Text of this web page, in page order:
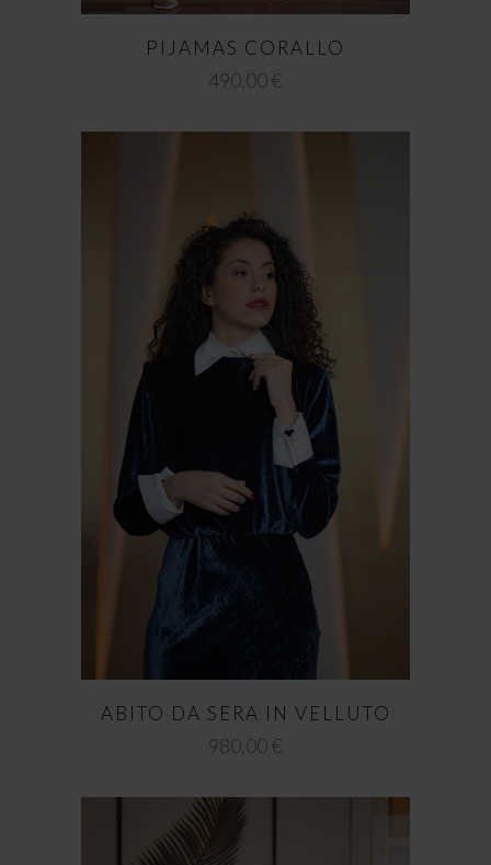
PIJAMAS CORALLO
490,00€
ABITO DA SERA IN VELLUTO
980,00€